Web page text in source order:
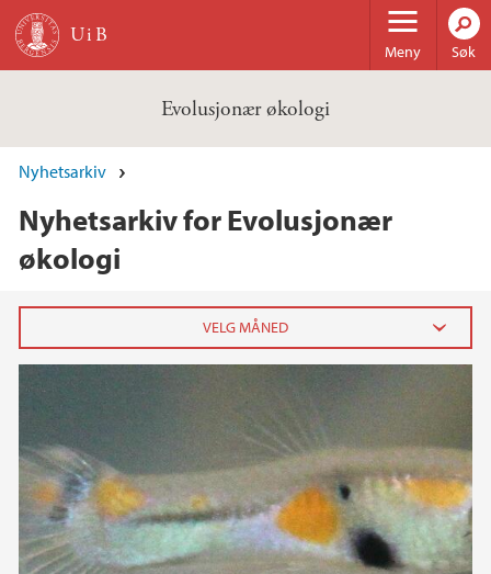
Hopp til hovedinnhold
Meny Søk
Evolusjonær økologi
Nyhetsarkiv
Nyhetsarkiv for Evolusjonær
økologi
februar (5)
januar (2)
2015
2014